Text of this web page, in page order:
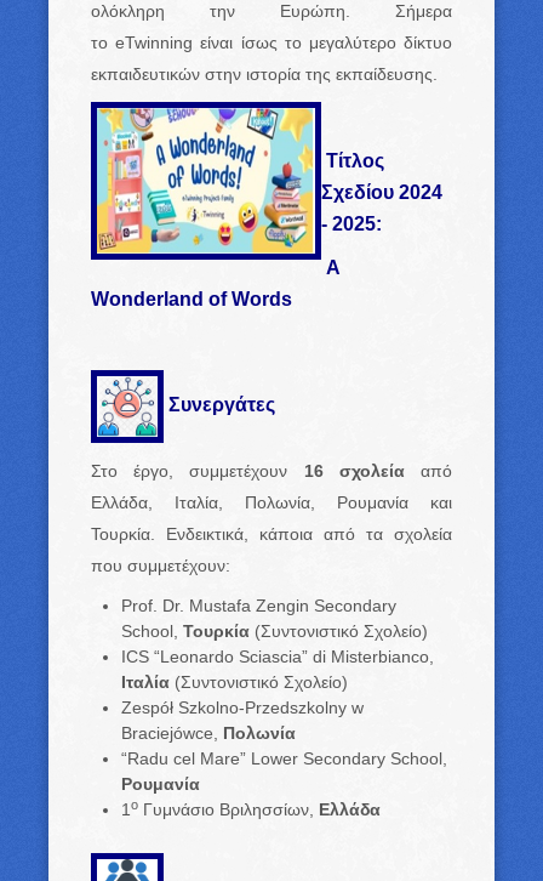
ολόκληρη την Ευρώπη. Σήμερα
το eTwinning είναι ίσως το μεγαλύτερο δίκτυο
εκπαιδευτικών στην ιστορία της εκπαίδευσης.
Τίτλος
Σχεδίου 2024
- 2025:
A
Wonderland of Words
Συνεργάτες
Στο έργο, συμμετέχουν 16 σχολείααπό
Ελλάδα, Ιταλία, Πολωνία, Ρουμανία και
Τουρκία. Ενδεικτικά, κάποια από τα σχολεία
που συμμετέχουν:
Prof. Dr. Mustafa Zengin Secondary
School, Τουρκία (Συντονιστικό Σχολείο)
ICS “Leonardo Sciascia” di Misterbianco,
Ιταλία (Συντονιστικό Σχολείο)
Zespół Szkolno-Przedszkolny w
Braciejówce, Πολωνία
“Radu cel Mare” Lower Secondary School,
Ρουμανία
1 ο Γυμνάσιο Βριλησσίων, Ελλάδα